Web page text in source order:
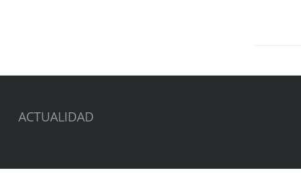
ACTUALIDAD